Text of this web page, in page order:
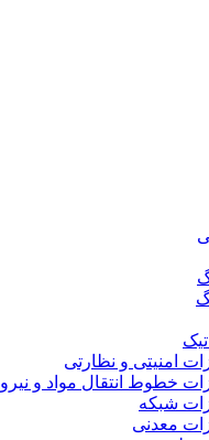
امنیتی و نظارتی
خطوط انتقال مواد و نیرو
شبکه
معدنی